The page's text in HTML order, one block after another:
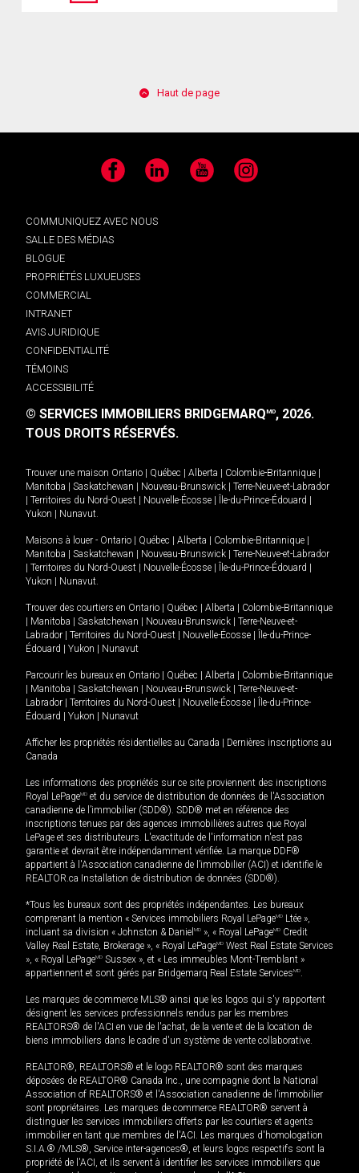
Haut de page
Facebook LinkedIn YouTube Instagram
COMMUNIQUEZ AVEC NOUS
SALLE DES MÉDIAS
BLOGUE
PROPRIÉTÉS LUXUEUSES
COMMERCIAL
INTRANET
AVIS JURIDIQUE
CONFIDENTIALITÉ
TÉMOINS
ACCESSIBILITÉ
© SERVICES IMMOBILIERS BRIDGEMARQMD, 2026.
TOUS DROITS RÉSERVÉS.
Trouver une maison Ontario | Québec | Alberta | Colombie-Britannique |
Manitoba | Saskatchewan | Nouveau-Brunswick | Terre-Neuve-et-Labrador
| Territoires du Nord-Ouest | Nouvelle-Écosse | Île-du-Prince-Édouard |
Yukon | Nunavut
Maisons à louer - Ontario | Québec | Alberta | Colombie-Britannique |
Manitoba | Saskatchewan | Nouveau-Brunswick | Terre-Neuve-et-Labrador
| Territoires du Nord-Ouest | Nouvelle-Écosse | Île-du-Prince-Édouard |
Yukon | Nunavut
Trouver des courtiers en Ontario | Québec | Alberta | Colombie-Britannique
| Manitoba | Saskatchewan | Nouveau-Brunswick | Terre-Neuve-et-
Labrador | Territoires du Nord-Ouest | Nouvelle-Écosse | Île-du-Prince-
Édouard | Yukon | Nunavut
Parcourir les bureaux en Ontario | Québec | Alberta | Colombie-Britannique
| Manitoba | Saskatchewan | Nouveau-Brunswick | Terre-Neuve-et-
Labrador | Territoires du Nord-Ouest | Nouvelle-Écosse | Île-du-Prince-
Édouard | Yukon | Nunavut
Afficher les propriétés résidentielles au Canada | Dernières inscriptions au
Canada
Les informations des propriétés sur ce site proviennent des inscriptions
Royal LePageMD et du service de distribution de données de l'Association
canadienne de l’immobilier (SDD®). SDD® met en référence des
inscriptions tenues par des agences immobilières autres que Royal
LePage et ses distributeurs. L'exactitude de l'information n'est pas
garantie et devrait être indépendamment vérifiée. La marque DDF®
appartient à l'Association canadienne de l’immobilier (ACI) et identifie le
REALTOR.ca Installation de distribution de données (SDD®).
*Tous les bureaux sont des propriétés indépendantes. Les bureaux
comprenant la mention « Services immobiliers Royal LePageMD Ltée »,
incluant sa division « Johnston & Daniel MD », « Royal LePageMD Credit
Valley Real Estate, Brokerage », « Royal LePageMD West Real Estate Services
», « Royal LePageMD Sussex », et « Les immeubles Mont-Tremblant »
appartiennent et sont gérés par Bridgemarq Real Estate ServicesMD
Les marques de commerce MLS® ainsi que les logos qui s'y rapportent
désignent les services professionnels rendus par les membres
REALTORS® de l'ACI en vue de l'achat, de la vente et de la location de
biens immobiliers dans le cadre d'un système de vente collaborative.
REALTOR®, REALTORS® et le logo REALTOR® sont des marques
déposées de REALTOR® Canada Inc., une compagnie dont la National
Association of REALTORS® et l'Association canadienne de l’immobilier
sont propriétaires. Les marques de commerce REALTOR® servent à
distinguer les services immobiliers offerts par les courtiers et agents
immobilier en tant que membres de l'ACI. Les marques d'homologation
S.I.A.® /MLS®, Service inter-agences®, et leurs logos respectifs sont la
propriété de l'ACI, et ils servent à identifier les services immobiliers que